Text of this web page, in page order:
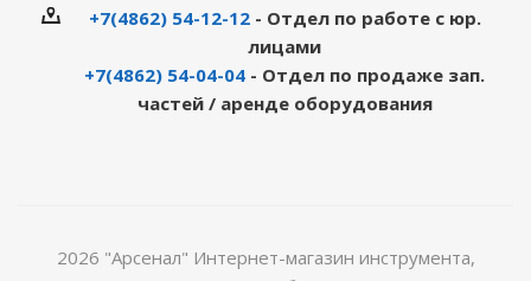
+7(4862) 54-12-12- Отдел по работе с юр.
лицами
+7(4862) 54-04-04 - Отдел по продаже зап.
частей / аренде оборудования
2026 "Арсенал" Интернет-магазин инструмента,